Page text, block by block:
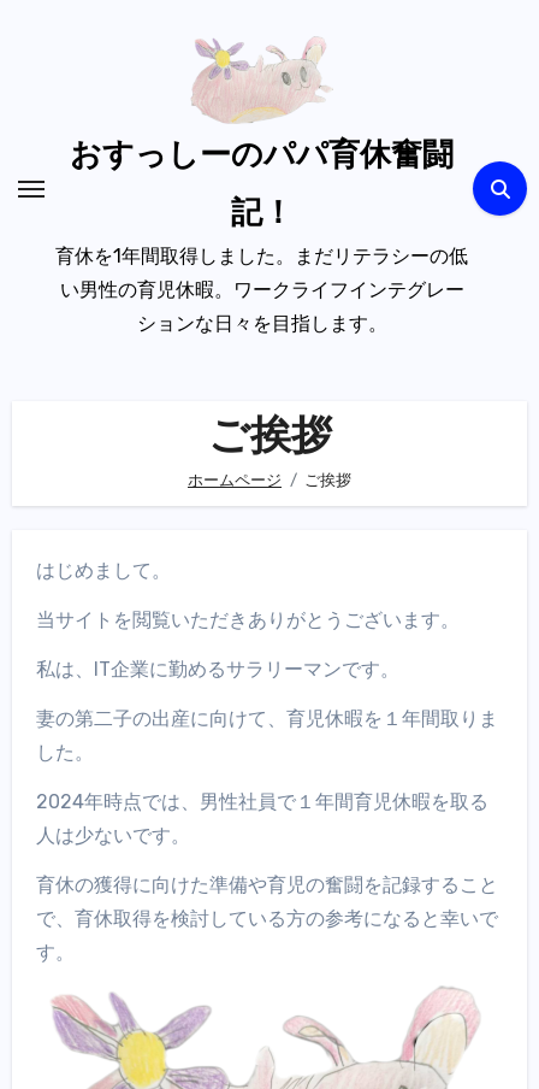
おすっしーのパパ育休奮闘
記！
育休を1年間取得しました。まだリテラシーの低
い男性の育児休暇。ワークライフインテグレー
ションな日々を目指します。
ご挨拶
ホームページ ご挨拶
はじめまして。
当サイトを閲覧いただきありがとうございます。
私は、IT企業に勤めるサラリーマンです。
妻の第二子の出産に向けて、育児休暇を１年間取りま
した。
2024年時点では、男性社員で１年間育児休暇を取る
人は少ないです。
育休の獲得に向けた準備や育児の奮闘を記録すること
で、育休取得を検討している方の参考になると幸いで
す。